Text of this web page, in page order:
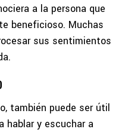
a la persona que
beneficioso. Muchas
sus sentimientos
también puede ser útil
hablar y escuchar a